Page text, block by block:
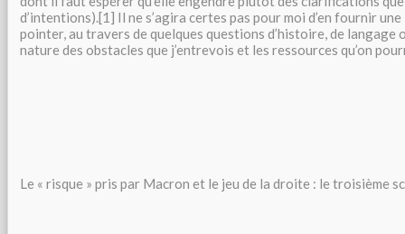
d’intentions).[1] Il ne s’agira certes pas pour moi d’en fournir une
pointer, au travers de quelques questions d’histoire, de langage
nature des obstacles que j’entrevois et les ressources qu’on
Le « risque » pris par Macron et le jeu de la droite : le troisième